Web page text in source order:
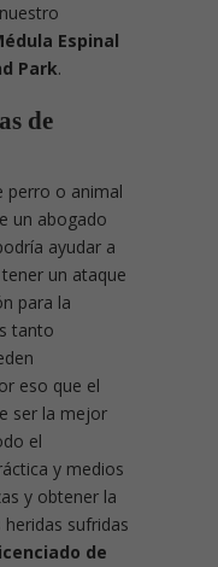
Espinal
Park.
de
perro o animal
un abogado
ayudar a
un ataque
para la
tanto
eso que el
ser la mejor
el
y medios
y obtener la
sufridas
de